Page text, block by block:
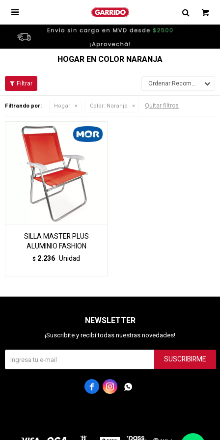

HOGAR EN COLOR NARANJA
Recomendados
Filtrando por: Hogar Color: Naranja Quitar filtros
SILLA MASTER PLUS
ALUMINIO FASHION
$ 2.236 Unidad
NEWSLETTER
¡Suscribite y recibí todas nuestras novedades!
SUSCRIBIRME
  